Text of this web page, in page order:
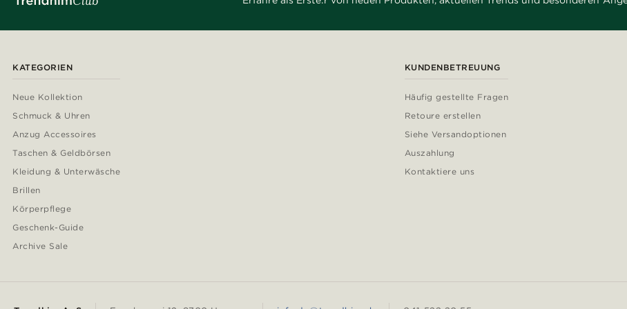
KATEGORIEN
Neue Kollektion
Schmuck & Uhren
Anzug Accessoires
Taschen & Geldbörsen
Kleidung & Unterwäsche
Brillen
Körperpflege
Geschenk-Guide
Archive Sale
KUNDENBETREUUNG
Häufig gestellte Fragen
Retoure erstellen
Siehe Versandoptionen
Auszahlung
Kontaktiere uns